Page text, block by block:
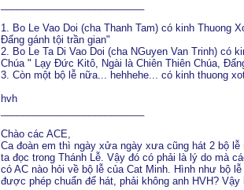
1. Bo Le Vao Doi (cha Thanh Tam) có kinh Thuong
Đấng gánh tội trần gian"
2. Bo Le Ta Di Vao Doi (cha NGuyen Van Trinh)
Chúa " Lạy Đức Kitô, Ngài là Chiên Thiên Chúa,
3. Còn một bộ lễ nữa... hehhehe... có kinh thuong
hvh
Chào các ACE,
Ca đoàn em thì ngày xửa ngày xưa cũng hát 2 bộ
ta đọc trong Thánh Lễ. Vậy đó có phải là lý do mà
có AC nào hỏi về bộ lễ của Cat Minh. Hình như bộ
được phép chuẩn để hát, phải không anh HVH? Vậy